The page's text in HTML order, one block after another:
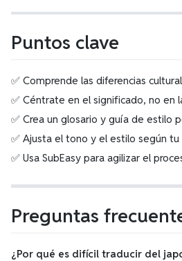
Puntos clave
✅ Comprende las diferencias
✅ Céntrate en el significado, no en
✅ Crea un glosario y guía de estilo
✅ Ajusta el tono y el estilo según tu
✅ Usa SubEasy para agilizar el
Preguntas
¿Por qué es difícil traducir del